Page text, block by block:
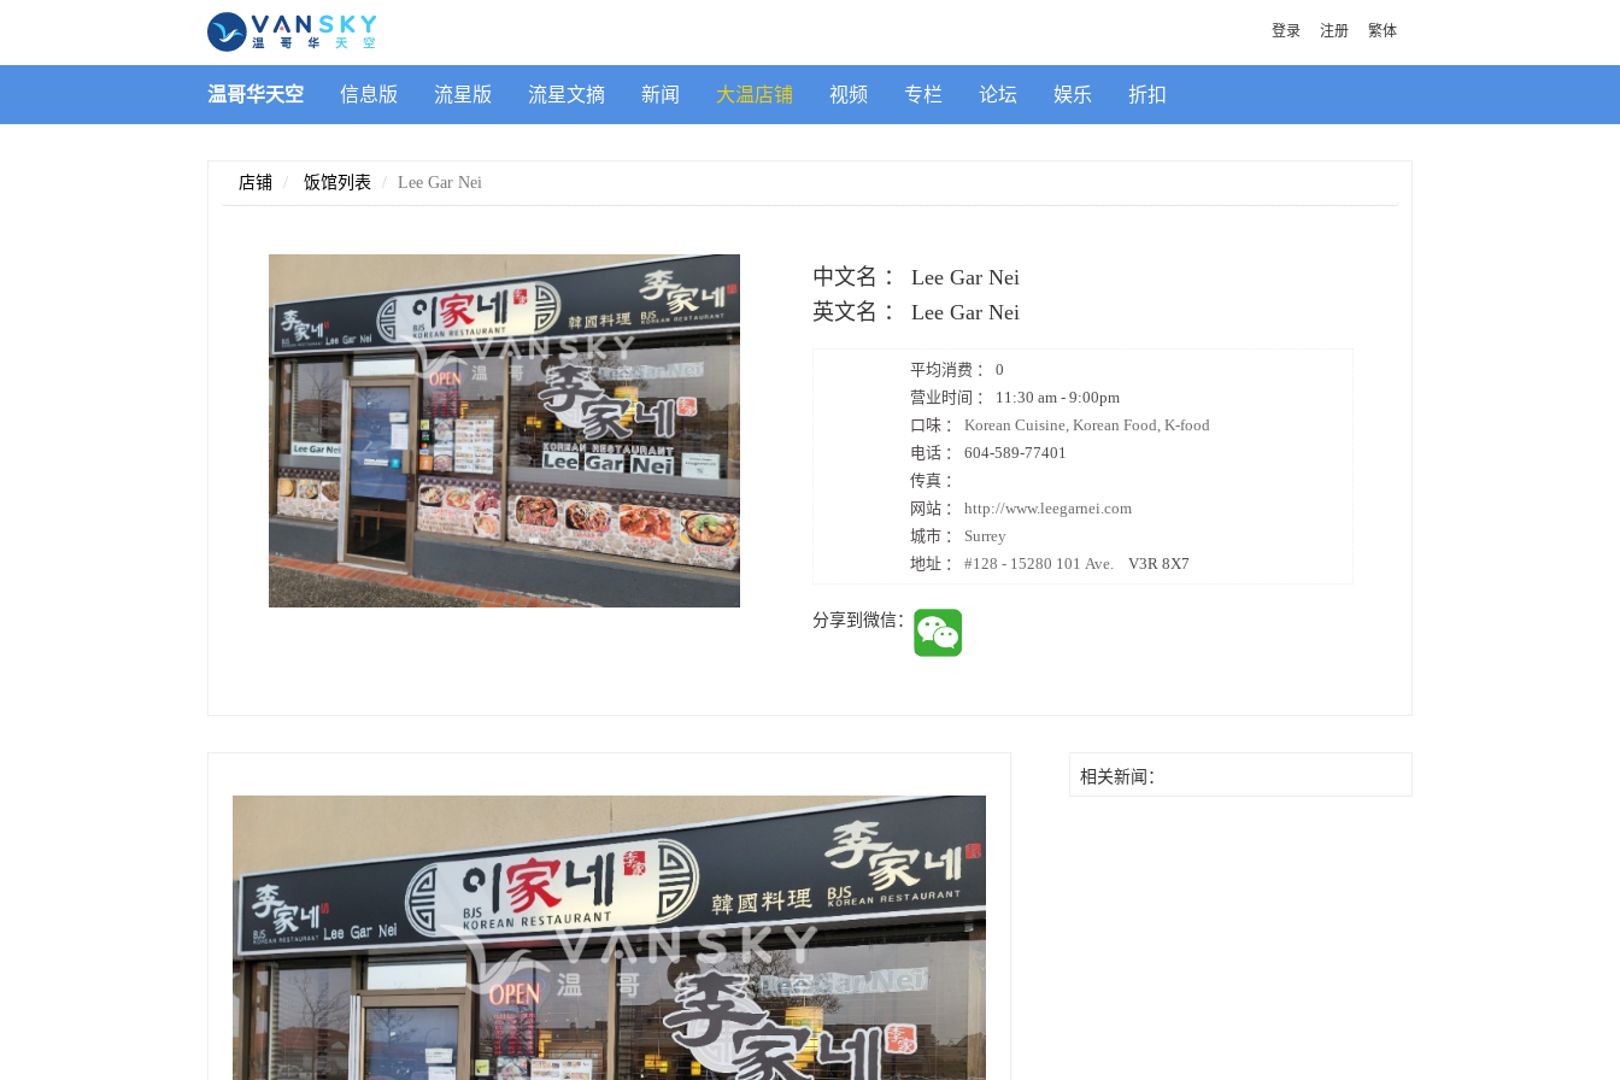
登录 注册 繁体
温哥华天空 信息版 流星版 流星文摘 新闻 大温店铺 视频 专栏 论坛 娱乐 折扣
店铺 饭馆列表 Lee Gar Nei
中文名 ：
Lee Gar Nei
英文名 ：
Lee Gar Nei
平均消费 ： 0
营业时间 ： 11:30 am - 9:00pm
口味 ： Korean Cuisine, Korean Food, K-food
电话 ： 604-589-77401
传真 ：
网站 ： http://www.leegarnei.com
城市 ： Surrey
地址 ： #128 - 15280 101 Ave. V3R 8X7
分享到微信：
相关新闻：